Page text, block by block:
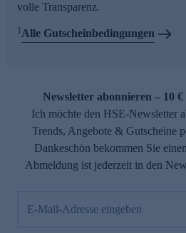
volle Transparenz.
1Alle Gutscheinbedingungen
Newsletter abonnieren – 10
Ich möchte den HSE-Newsletter
Trends, Angebote & Gutscheine
Dankeschön bekommen Sie
Abmeldung ist jederzeit in den
E-Mail-Adresse eingeben